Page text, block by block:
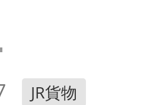
JR貨物